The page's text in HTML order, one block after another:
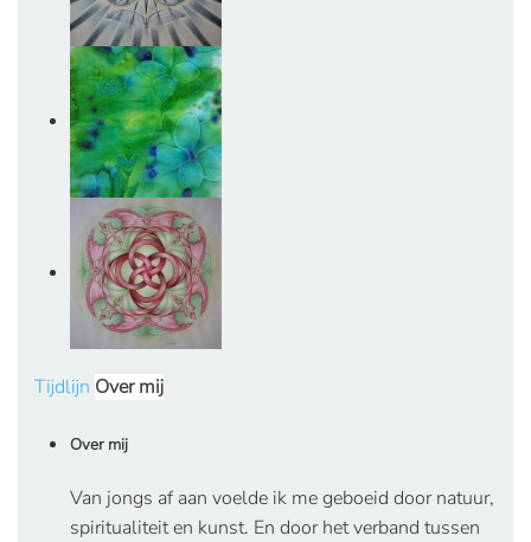
Tijdlijn Over mij
Over mij
Van jongs af aan voelde ik me geboeid door natuur,
spiritualiteit en kunst. En door het verband tussen